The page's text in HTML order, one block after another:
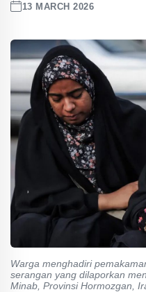
13 MARCH 2026
Warga menghadiri
serangan yang dilaporkan
Minab, Provinsi Hormozgan,